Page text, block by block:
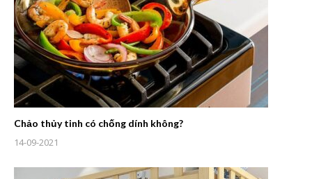
Chảo thủy tinh có chống dính không?
14-09-2021